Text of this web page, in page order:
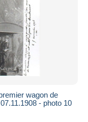
wagon de
- photo 10